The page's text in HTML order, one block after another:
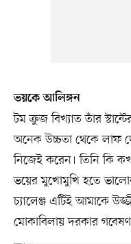
ভয়কে আলিঙ্গন
টম ক্রুজ বিখ্যাত তাঁর
অনেক উচ্চতা থেকে লাফ
নিজেই করেন। তিনি কি
ভয়ের মুখোমুখি হতে
চ্যালেঞ্জ এটিই আমাকে
মোকাবিলায় দরকার